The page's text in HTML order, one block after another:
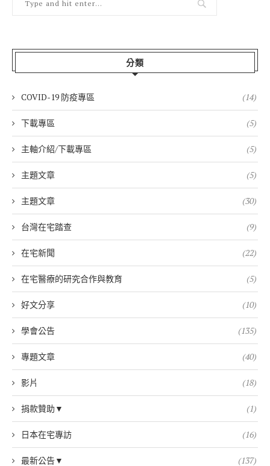
分類
COVID-19 防疫專區 (14)
下載專區 (5)
主軸介紹/下載專區 (5)
主題文章 (5)
主題文章 (30)
台灣在宅踏查 (9)
在宅新聞 (22)
在宅醫療的研究合作與教育 (5)
好文分享 (10)
學會公告 (135)
專題文章 (40)
影片 (18)
捐款贊助▼ (1)
日本在宅專訪 (16)
最新公告▼ (137)